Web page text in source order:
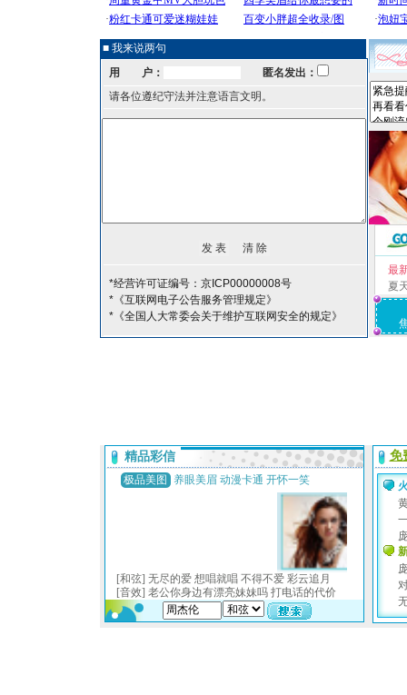
■ 我来说两句
用 户：
匿名发出：
请各位遵纪守法并注意语言文明。
*经营许可证编号：京ICP00000008号
*《互联网电子公告服务管理规定》
*《全国人大常委会关于维护互联网安全的规定》
最
夏